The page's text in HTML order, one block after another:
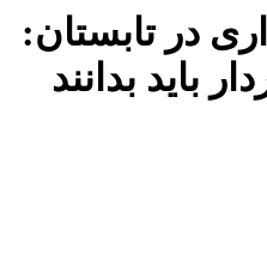
در تابستان:
باید بدانند